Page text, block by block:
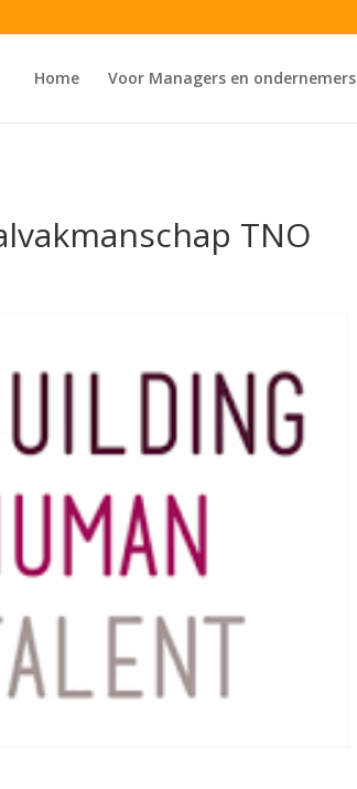
Home Voor Managers en ondernemers
TNO